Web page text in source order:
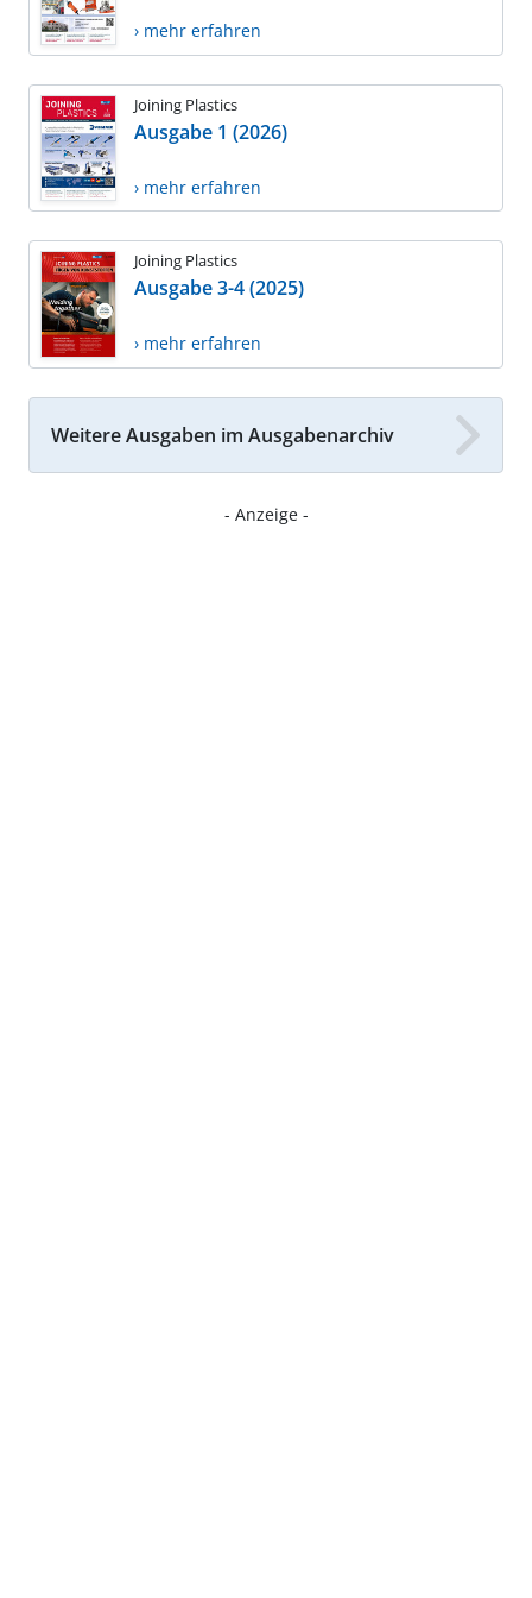
› mehr erfahren
Joining Plastics
Ausgabe 1 (2026)
› mehr erfahren
Joining Plastics
Ausgabe 3-4 (2025)
› mehr erfahren
Weitere Ausgaben im Ausgabenarchiv
- Anzeige -